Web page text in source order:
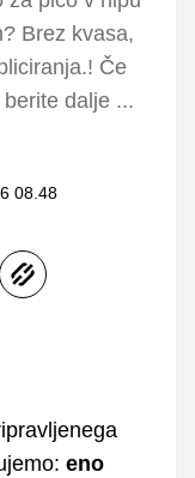
Brez kvasa,
Če
dalje ...
08.48
eno